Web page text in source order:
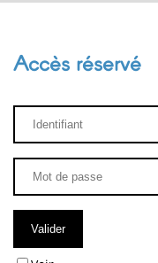
ENSEIGNEMENT
Accès réservé